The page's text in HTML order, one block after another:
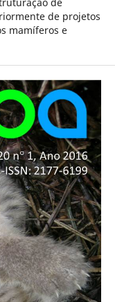
de projetos
mamíferos e